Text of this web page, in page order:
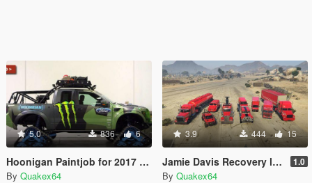
5.0 836 6
Hoonigan Paintjob for 2017 Ford Raptor on Mattracks by Godzgift
By Quakex64
3.9 444 15
Jamie Davis Recovery livery Pack 1.0
By Quakex64